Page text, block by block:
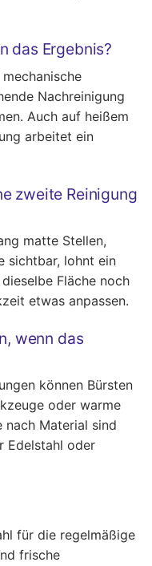
das Ergebnis?
Nachreinigung
Auch auf heißem
arbeitet ein
zweite Reinigung
matte Stellen,
sichtbar, lohnt ein
Fläche noch
etwas anpassen.
wenn das
können Bürsten
oder warme
nach Material sind
Edelstahl oder
für die regelmäßige
frische